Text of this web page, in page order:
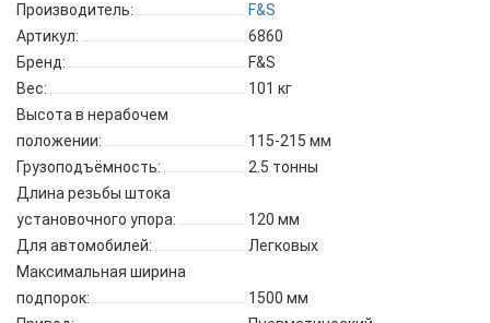
Производитель:
F&S
Артикул:
6860
Бренд:
F&S
Вес:
101 кг
Высота в нерабочем
положении:
115-215 мм
Грузоподъёмность:
2.5 тонны
Длина резьбы штока
установочного упора:
120 мм
Для автомобилей:
Легковых
Максимальная ширина
подпорок:
1500 мм